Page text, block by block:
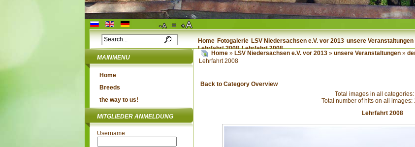
Home Fotogalerie LSV Niedersachsen e.V. vor 2013 unsere Veranstaltungen
Lehrfahrt 2008 Lehrfahrt 2008
MAINMENU
Home
Breeds
the way to us!
MITGLIEDER ANMELDUNG
Username
Home » LSV Niedersachsen e.V. vor 2013 » unsere Veranstaltungen »
Lehrfahrt 2008
Back to Category Overview
Total images in all categories:
Total number of hits on all images:
Lehrfahrt 2008